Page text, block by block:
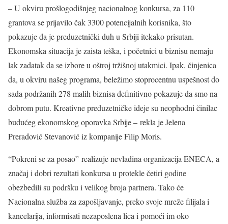
– U okviru prošlogodišnjeg nacionalnog konkursa, za 110
grantova se prijavilo čak 3300 potencijalnih korisnika, što
pokazuje da je preduzetnički duh u Srbiji itekako prisutan.
Ekonomska situacija je zaista teška, i početnici u biznisu nemaju
lak zadatak da se izbore u oštroj tržišnoj utakmici. Ipak, činjenica
da, u okviru našeg programa, beležimo stoprocentnu uspešnost do
sada podržanih 278 malih biznisa definitivno pokazuje da smo na
dobrom putu. Kreativne preduzetničke ideje su neophodni činilac
budućeg ekonomskog oporavka Srbije – rekla je Jelena
Preradović Stevanović iz kompanije Filip Moris.
“Pokreni se za posao” realizuje nevladina organizacija ENECA, a
značaj i dobri rezultati konkursa u protekle četiri godine
obezbedili su podršku i velikog broja partnera. Tako će
Nacionalna služba za zapošljavanje, preko svoje mreže filijala i
kancelarija, informisati nezaposlena lica i pomoći im oko